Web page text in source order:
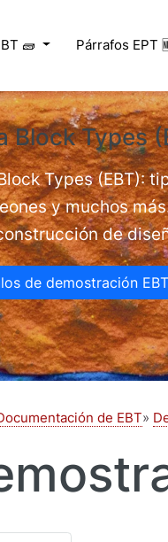
🧱 Párrafos EPT
Block Types
Types (EBT):
y muchos
de
de demostración EBT
de EBT